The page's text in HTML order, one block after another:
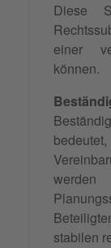
Diese
einer
können.
stabilen